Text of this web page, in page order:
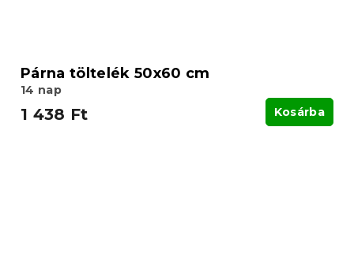
Párna töltelék 50x60 cm
14 nap
1 438 Ft Kosárba